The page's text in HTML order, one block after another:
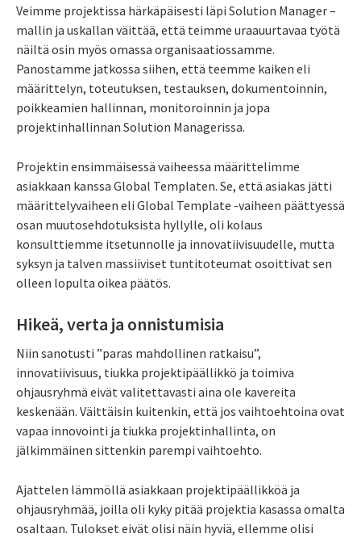
Veimme projektissa härkäpäisesti läpi Solution Manager –
mallin ja uskallan väittää, että teimme uraauurtavaa työtä
näiltä osin myös omassa organisaatiossamme.
Panostamme jatkossa siihen, että teemme kaiken eli
määrittelyn, toteutuksen, testauksen, dokumentoinnin,
poikkeamien hallinnan, monitoroinnin ja jopa
projektinhallinnan Solution Managerissa.
Projektin ensimmäisessä vaiheessa määrittelimme
asiakkaan kanssa Global Templaten. Se, että asiakas jätti
määrittelyvaiheen eli Global Template -vaiheen päättyessä
osan muutosehdotuksista hyllylle, oli kolaus
konsulttiemme itsetunnolle ja innovatiivisuudelle, mutta
syksyn ja talven massiiviset tuntitoteumat osoittivat sen
olleen lopulta oikea päätös.
Hikeä, verta ja onnistumisia
Niin sanotusti ”paras mahdollinen ratkaisu”,
innovatiivisuus, tiukka projektipäällikkö ja toimiva
ohjausryhmä eivät valitettavasti aina ole kavereita
keskenään. Väittäisin kuitenkin, että jos vaihtoehtoina ovat
vapaa innovointi ja tiukka projektinhallinta, on
jälkimmäinen sittenkin parempi vaihtoehto.
Ajattelen lämmöllä asiakkaan projektipäällikköä ja
ohjausryhmää, joilla oli kyky pitää projektia kasassa omalta
osaltaan. Tulokset eivät olisi näin hyviä, ellemme olisi